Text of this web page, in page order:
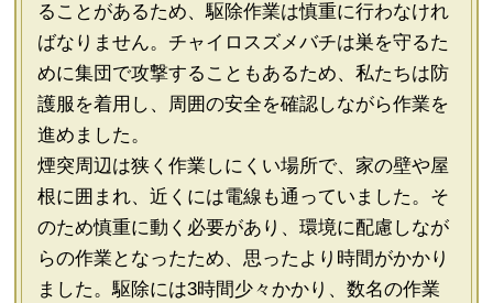
ることがあるため、駆除作業は慎重に行わなけれ
ばなりません。チャイロスズメバチは巣を守るた
めに集団で攻撃することもあるため、私たちは防
護服を着用し、周囲の安全を確認しながら作業を
進めました。
煙突周辺は狭く作業しにくい場所で、家の壁や屋
根に囲まれ、近くには電線も通っていました。そ
のため慎重に動く必要があり、環境に配慮しなが
らの作業となったため、思ったより時間がかかり
ました。駆除には3時間少々かかり、数名の作業